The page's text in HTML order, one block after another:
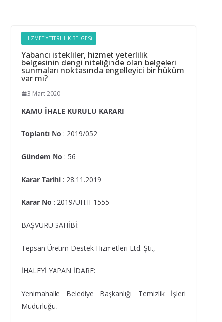
HIZMET YETERLILIK BELGESI
Yabancı istekliler, hizmet yeterlilik
belgesinin dengi niteliğinde olan belgeleri
sunmaları noktasında engelleyici bir hüküm
var mı?
3 Mart 2020
KAMU İHALE KURULU KARARI
Toplantı No : 2019/052
Gündem No : 56
Karar Tarihi: 28.11.2019
Karar No : 2019/UH.II-1555
BAŞVURU SAHİBİ:
Tepsan Üretim Destek Hizmetleri Ltd. Şti.,
İHALEYİ YAPAN İDARE:
Yenimahalle Belediye Başkanlığı Temizlik İşleri
Müdürlüğü,